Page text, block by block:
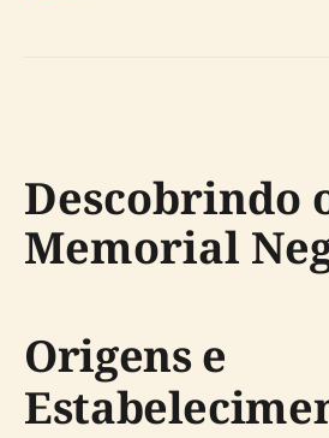
Descobrindo
Memorial
Origens e